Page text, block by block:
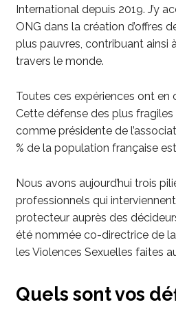
International depuis 2019. J’y
ONG dans la création d’offres
plus pauvres, contribuant ainsi
travers le monde.
Toutes ces expériences ont en
Cette défense des plus
comme présidente de
% de la population française
Nous avons aujourd’hui trois
professionnels qui
protecteur auprès des
été nommée co-directrice de
les Violences Sexuelles faites
Quels sont vos